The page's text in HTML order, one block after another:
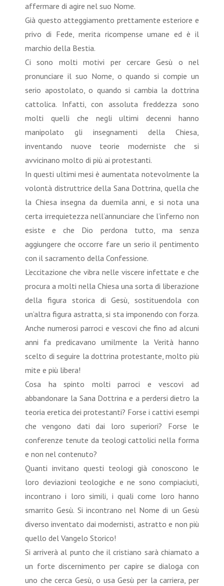
affermare di agire nel suo Nome.
Già questo atteggiamento prettamente esteriore e
privo di Fede, merita ricompense umane ed è il
marchio della Bestia.
Ci sono molti motivi per cercare Gesù o nel
pronunciare il suo Nome, o quando si compie un
serio apostolato, o quando si cambia la dottrina
cattolica. Infatti, con assoluta freddezza sono
molti quelli che negli ultimi decenni hanno
manipolato gli insegnamenti della Chiesa,
inventando nuove teorie moderniste che si
avvicinano molto di più ai protestanti.
In questi ultimi mesi è aumentata notevolmente la
volontà distruttrice della Sana Dottrina, quella che
la Chiesa insegna da duemila anni, e si nota una
certa irrequietezza nell’annunciare che l’inferno non
esiste e che Dio perdona tutto, ma senza
aggiungere che occorre fare un serio il pentimento
con il sacramento della Confessione.
L’eccitazione che vibra nelle viscere infettate e che
procura a molti nella Chiesa una sorta di liberazione
della figura storica di Gesù, sostituendola con
un’altra figura astratta, si sta imponendo con forza.
Anche numerosi parroci e vescovi che fino ad alcuni
anni fa predicavano umilmente la Verità hanno
scelto di seguire la dottrina protestante, molto più
mite e più libera!
Cosa ha spinto molti parroci e vescovi ad
abbandonare la Sana Dottrina e a perdersi dietro la
teoria eretica dei protestanti? Forse i cattivi esempi
che vengono dati dai loro superiori? Forse le
conferenze tenute da teologi cattolici nella forma
e non nel contenuto?
Quanti invitano questi teologi già conoscono le
loro deviazioni teologiche e ne sono compiaciuti,
incontrano i loro simili, i quali come loro hanno
smarrito Gesù. Si incontrano nel Nome di un Gesù
diverso inventato dai modernisti, astratto e non più
quello del Vangelo Storico!
Si arriverà al punto che il cristiano sarà chiamato a
un forte discernimento per capire se dialoga con
uno che cerca Gesù, o usa Gesù per la carriera, per